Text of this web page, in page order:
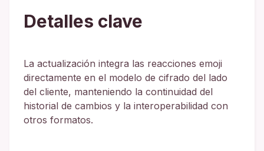
Detalles clave
La actualización integra las reacciones emoji
directamente en el modelo de cifrado del lado
del cliente, manteniendo la continuidad del
historial de cambios y la interoperabilidad con
otros formatos.